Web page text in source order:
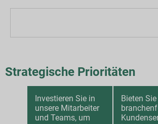
unseren Bericht
Strategische Prioritäten
Investieren Sie in
unsere Mitarbeiter
und Teams, um
Bieten Sie